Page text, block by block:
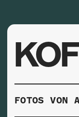
FOTOS VON